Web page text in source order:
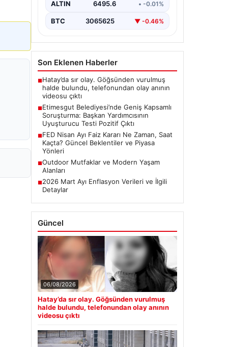
alan belediyeye yönelik yürütülen
aşamasında önemli…
ALTIN 6495.6 • -0.01%
BTC 3065625 ▼ -0.46%
Son Eklenen Haberler
■Hatay’da sır olay. Göğsünden vurulmuş
halde bulundu, telefonundan olay anının
videosu çıktı
■Etimesgut Belediyesi’nde Geniş Kapsamlı
Soruşturma: Başkan Yardımcısının
Uyuşturucu Testi Pozitif Çıktı
■FED Nisan Ayı Faiz Kararı Ne Zaman, Saat
Kaçta? Güncel Beklentiler ve Piyasa
Yönleri
■Outdoor Mutfaklar ve Modern Yaşam
Alanları
■2026 Mart Ayı Enflasyon Verileri ve İlgili
Detaylar
Güncel
06/08/2026
Hatay’da sır olay. Göğsünden vurulmuş
halde bulundu, telefonundan olay anının
videosu çıktı